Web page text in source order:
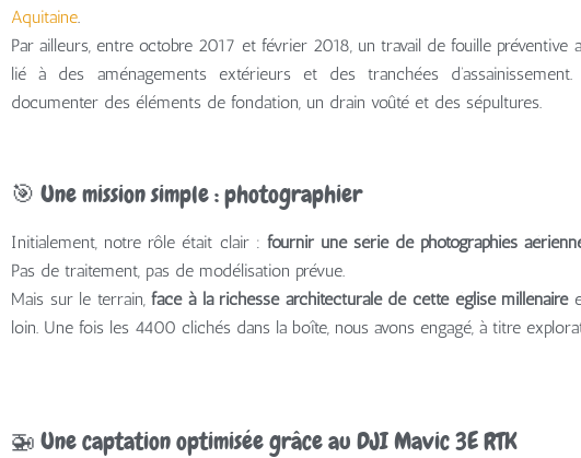
Aquitaine.
Par ailleurs, entre octobre 2017 et février 2018, un travail de fouille préventive
lié à des aménagements extérieurs et des tranchées
documenter des éléments de fondation, un drain voûté et des sépultures.
🎯 Une mission simple : photographier
Initialement, notre rôle était clair : fournir une série de photographies
Pas de traitement, pas de modélisation prévue.
Mais sur le terrain,face à la richesse architecturale de cette église millénaire
loin. Une fois les 4400 clichés dans la boîte, nous avons engagé, à titre
🚁 Une captation optimisée grâce au DJI Mavic 3E RTK